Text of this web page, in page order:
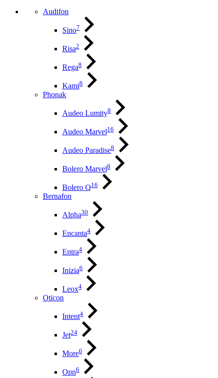
Audifon
Sino7
Risa2
Rega8
Kami8
Phonak
Audeo Lumity8
Audeo Marvel16
Audeo Paradise8
Bolero Marvel8
Bolero Q16
Bernafon
Alpha30
Encanta4
Entra4
Inizia6
Leox4
Oticon
Intent4
Jet24
More6
Opn6